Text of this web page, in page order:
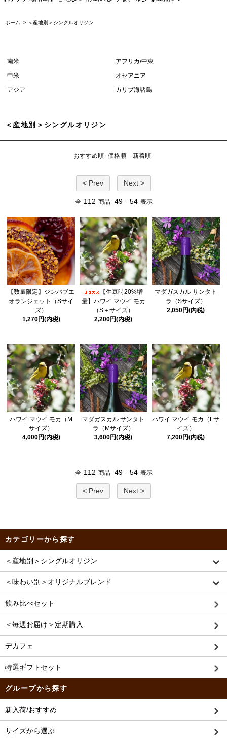
ホーム > ＜産地別＞シングルオリジン
南米
アフリカ/中東
中米
オセアニア
アジア
カリブ海諸島
＜産地別＞シングルオリジン
おすすめ順 価格順 新着順
< Prev Next >
全 112 商品 49 - 54 表示
【数量限定】ジンバブエ
オランジェット（Sサイ
ズ）
1,270円(内税)
【生豆時20%増
量】ハワイ マウイ モカ
（S＋サイズ）
2,200円(内税)
マダガスカル サンタト
ラ（Sサイズ）
2,050円(内税)
ハワイ マウイ モカ（M
サイズ）
4,000円(内税)
マダガスカル サンタト
ラ（Mサイズ）
3,600円(内税)
ハワイ マウイ モカ（Lサ
イズ）
7,200円(内税)
全 112 商品 49 - 54 表示
< Prev Next >
カテゴリーから探す
＜産地別＞シングルオリジン
＜味わい別＞オリジナルブレンド
飲み比べセット
＜毎週お届け＞定期購入
デカフェ
特選ギフトセット
グループから探す
新入荷/おすすめ
サイズから選ぶ